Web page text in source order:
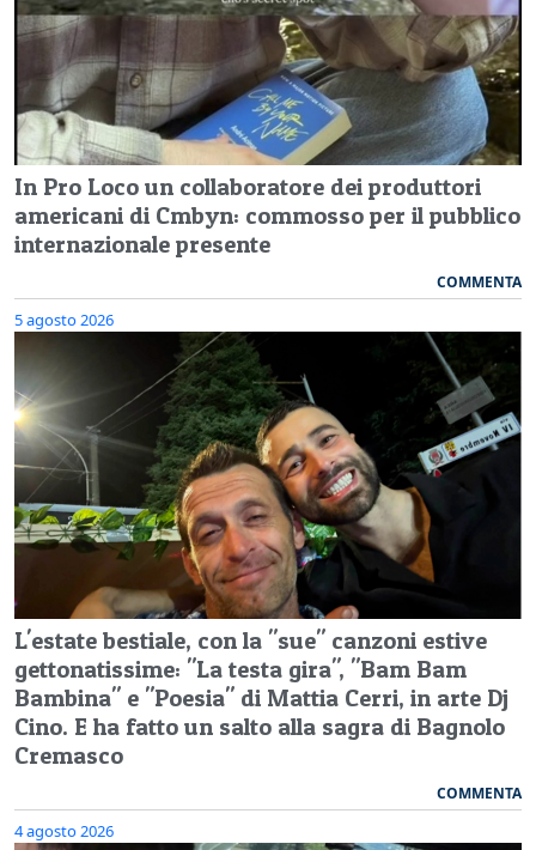
In Pro Loco un collaboratore dei produttori
americani di Cmbyn: commosso per il pubblico
internazionale presente
COMMENTA
5 agosto 2026
L'estate bestiale, con la "sue" canzoni estive
gettonatissime: "La testa gira", "Bam Bam
Bambina" e "Poesia" di Mattia Cerri, in arte Dj
Cino. E ha fatto un salto alla sagra di Bagnolo
Cremasco
COMMENTA
4 agosto 2026